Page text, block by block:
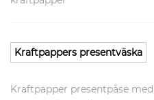
Kraftpappers presentväska
Kraftpapper presentpåse